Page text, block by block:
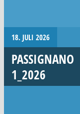
18. JULI 2026
PASSIGNANO
1_2026